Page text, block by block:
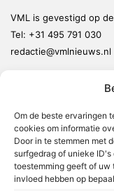
Om de beste ervaringen
cookies om informatie
Door in te stemmen met
surfgedrag of unieke
toestemming geeft of uw
invloed hebben op
VML is gevestigd op
Tel: +31 495 791 030
redactie@vmlnieuws.nl
Leudal
Maasgouw
Echt-Susteren